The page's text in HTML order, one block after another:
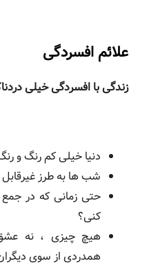
علائم افسردگی
زندگی با افسردگی خیلی
دنیا خیلی کم رنگ و
شب ها به طرز
حتی زمانی که در
کنی؟
هیچ چیزی ، نه
همدردی از سوی